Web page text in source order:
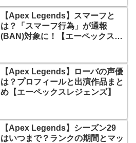
【Apex Legends】スマーフと
は？「スマーフ行為」が通報
(BAN)対象に！【エーペックスレ
【Apex Legends】ローバの声優
は？プロフィールと出演作品まと
め【エーペックスレジェンズ】
【Apex Legends】シーズン29
はいつまで？ランクの期間とマッ